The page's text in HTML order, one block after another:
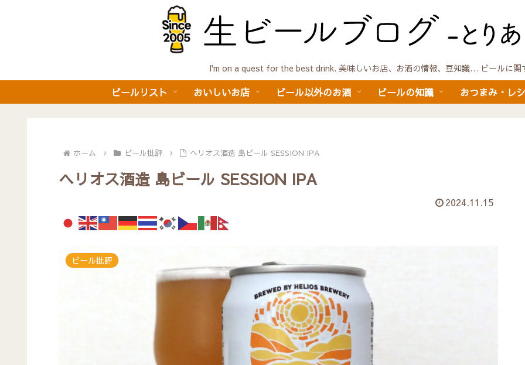
I'm on a quest for the best drink. 美味しいお店、お酒の情報、豆知識… ビールに関
ビールリスト おいしいお店 ビール以外のお酒 ビールの知識 おつまみ・レ
ホーム ビール批評 ヘリオス酒造 島ビール SESSION IPA
ヘリオス酒造 島ビール SESSION IPA
2024.11.15
ビール批評